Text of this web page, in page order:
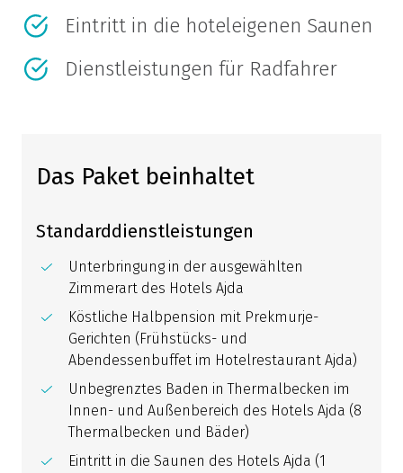
Eintritt in die hoteleigenen Saunen
Dienstleistungen für Radfahrer
Das Paket beinhaltet
Standarddienstleistungen
Unterbringung in der ausgewählten
Zimmerart des Hotels Ajda
Köstliche Halbpension mit Prekmurje-
Gerichten (Frühstücks- und
Abendessenbuffet im Hotelrestaurant Ajda)
Unbegrenztes Baden in Thermalbecken im
Innen- und Außenbereich des Hotels Ajda (8
Thermalbecken und Bäder)
Eintritt in die Saunen des Hotels Ajda (1